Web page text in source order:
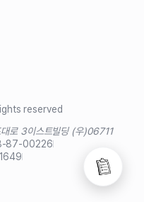
reserved
대로 3이스트빌딩 (우)06711
87-00226